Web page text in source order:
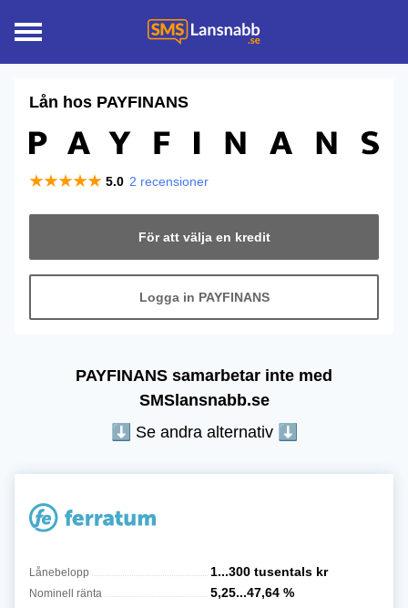
Lån hos PAYFINANS
5.0 2 recensioner
För att välja en kredit
Logga in PAYFINANS
PAYFINANS samarbetar inte med
SMSlansnabb.se
⬇︎ Se andra alternativ ⬇
Lånebelopp 1...300 tusentals kr
Nominell ränta 5,25...47,64 %